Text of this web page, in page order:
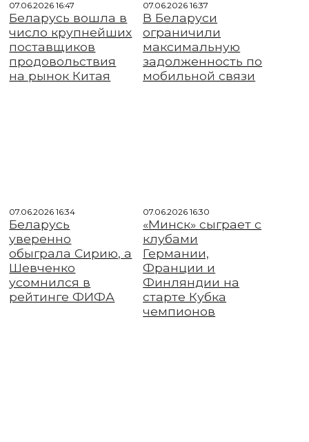
07.06.2026 16:47
Беларусь вошла в
число крупнейших
поставщиков
продовольствия
на рынок Китая
07.06.2026 16:37
В Беларуси
ограничили
максимальную
задолженность по
мобильной связи
07.06.2026 16:34
Беларусь
уверенно
обыграла Сирию, а
Шевченко
усомнился в
рейтинге ФИФА
07.06.2026 16:30
«Минск» сыграет с
клубами
Германии,
Франции и
Финляндии на
старте Кубка
чемпионов